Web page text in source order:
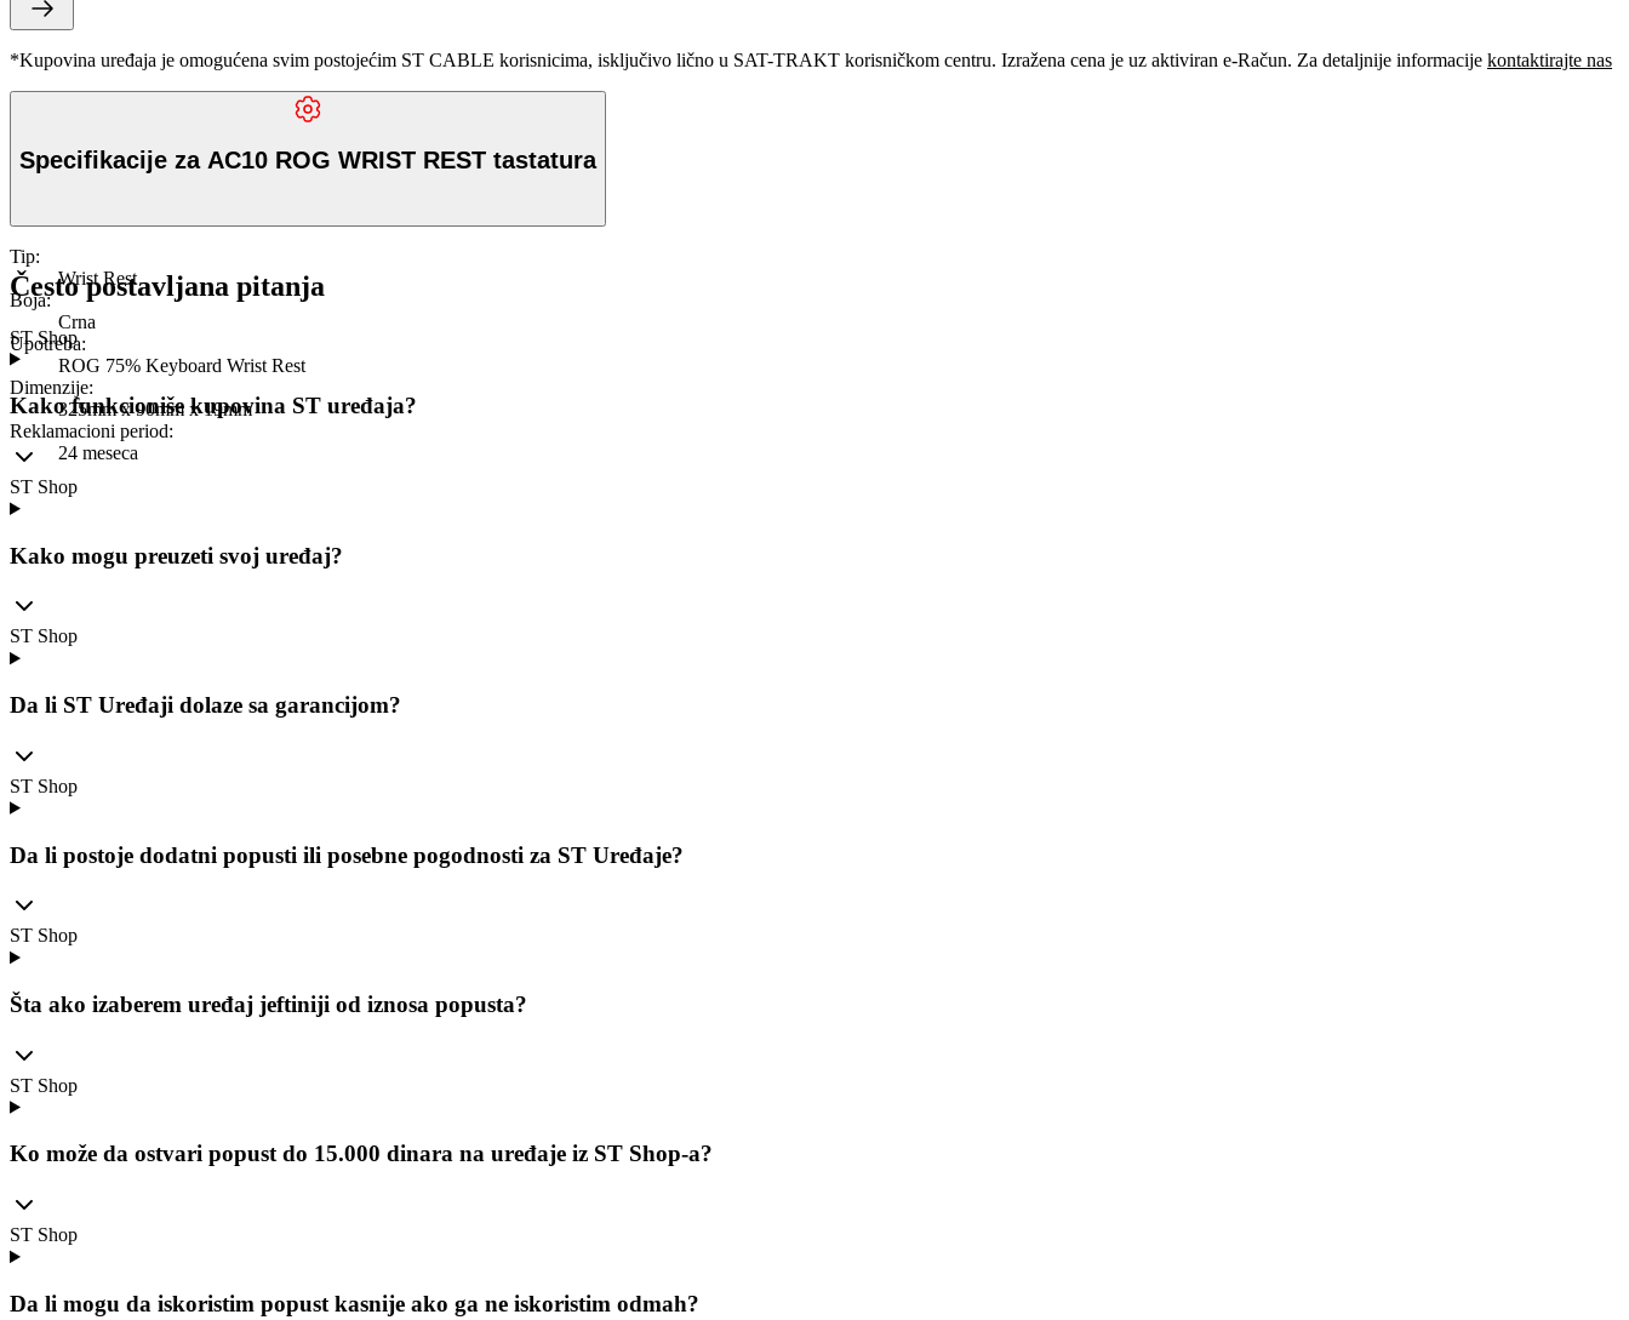
*Kupovina uređaja je omogućena svim postojećim ST CABLE korisnicima, isključivo lično u SAT-TRAKT korisničkom centru. Izražena cena je uz aktiviran e-Račun. Za detaljnije informacije kontaktirajte nas
Specifikacije za AC10 ROG WRIST REST tastatura
Tip:
Wrist Rest
Boja:
Crna
Upotreba:
ROG 75% Keyboard Wrist Rest
Dimenzije:
325mm x 90mm x 19mm
Reklamacioni period:
24 meseca
Često postavljana pitanja
ST Shop
Kako funkcioniše kupovina ST uređaja?
ST Shop
Kako mogu preuzeti svoj uređaj?
ST Shop
Da li ST Uređaji dolaze sa garancijom?
ST Shop
Da li postoje dodatni popusti ili posebne pogodnosti za ST Uređaje?
ST Shop
Šta ako izaberem uređaj jeftiniji od iznosa popusta?
ST Shop
Ko može da ostvari popust do 15.000 dinara na uređaje iz ST Shop-a?
ST Shop
Da li mogu da iskoristim popust kasnije ako ga ne iskoristim odmah?